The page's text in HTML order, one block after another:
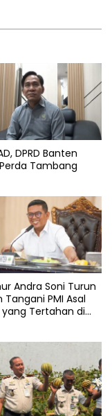
DPRD Banten
Tambang
Andra Soni Turun
Tangani PMI Asal
yang Tertahan di